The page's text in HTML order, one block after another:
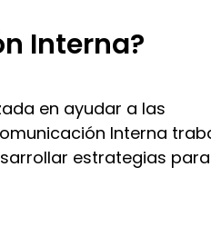
Interna?
en ayudar a las
Interna
estrategias para